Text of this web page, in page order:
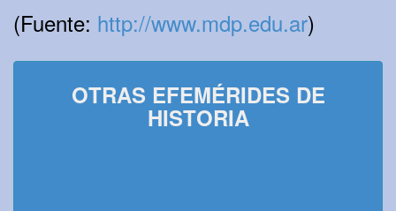
(Fuente: http://www.mdp.edu.ar)
OTRAS EFEMÉRIDES DE
HISTORIA